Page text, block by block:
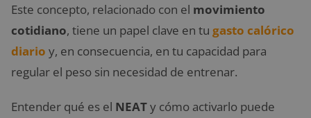
Este concepto, relacionado con el movimiento
cotidiano, tiene un papel clave en tu gasto calórico
diario y, en consecuencia, en tu capacidad para
regular el peso sin necesidad de entrenar.
Entender qué es el NEATy cómo activarlo puede